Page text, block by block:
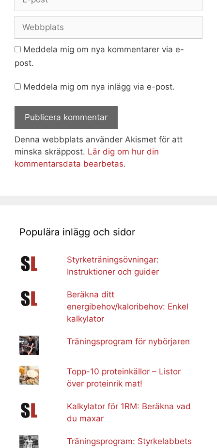
post
Meddela mig om nya kommentarer via e-
post.
Meddela mig om nya inlägg via e-post.
Denna webbplats använder Akismet för att
minska skräppost. Lär dig om hur din
kommentarsdata bearbetas.
Populära inlägg och sidor
Styrketräningsövningar:
Instruktioner och guider
Beräkna ditt
energibehov/kaloribehov: Enkel
kalkylator
Träningsprogram för nybörjaren
Topp-10 proteinkällor – Listor
över proteinrik mat!
Kalkylator för 1RM: Beräkna vad
du maxar
Träningsprogram: Styrkelabbets